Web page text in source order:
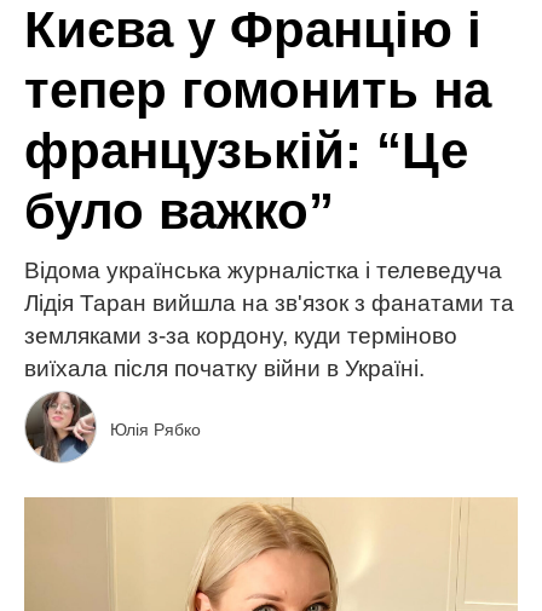
Києва у Францію і
тепер гомонить на
французькій: “Це
було важко”
Відома українська журналістка і телеведуча
Лідія Таран вийшла на зв'язок з фанатами та
земляками з-за кордону, куди терміново
виїхала після початку війни в Україні.
Юлія Рябко